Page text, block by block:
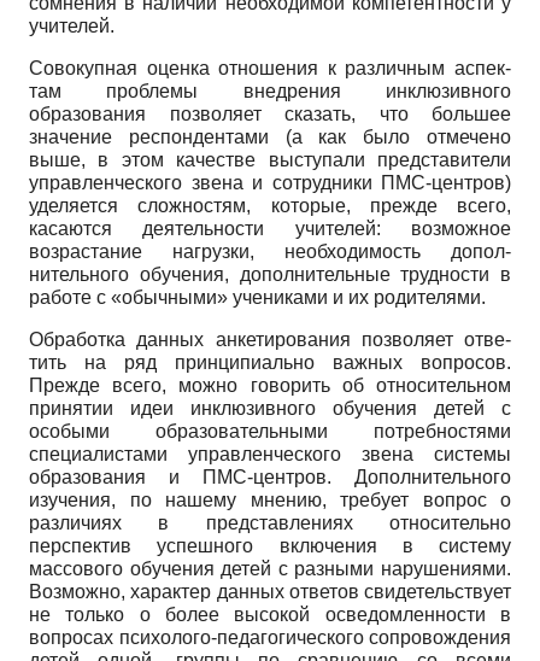
учителей.
Совокупная оценка отношения к различным аспек­
там проблемы внедрения инклюзивного
образования позволяет сказать, что большее
значение респондента­ми (а как было отмечено
выше, в этом качестве высту­пали представители
управленческого звена и сотруд­ники ПМС-центров)
уделяется сложностям, которые, прежде всего,
касаются деятельности учителей: воз­можное
возрастание нагрузки, необходимость допол­
нительного обучения, дополнительные трудности в
работе с «обычными» учениками и их родителями.
Обработка данных анкетирования позволяет отве­
тить на ряд принципиально важных вопросов.
Прежде всего, можно говорить об относительном
принятии идеи инклюзивного обучения детей с
особыми образо­вательными потребностями
специалистами управлен­ческого звена системы
образования и ПМС-центров. Дополнительного
изучения, по нашему мнению, требу­ет вопрос о
различиях в представлениях относительно
перспектив успешного включения в систему
массового обучения детей с разными нарушениями.
Возможно, характер данных ответов свидетельствует
не только о более высокой осведомленности в
вопросах психолого-педагогического сопровождения